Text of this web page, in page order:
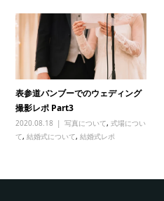
表参道バンブーでのウェディング
撮影レポ Part3
2020.08.18 写真について,式場につい
て,結婚式について,結婚式レポ